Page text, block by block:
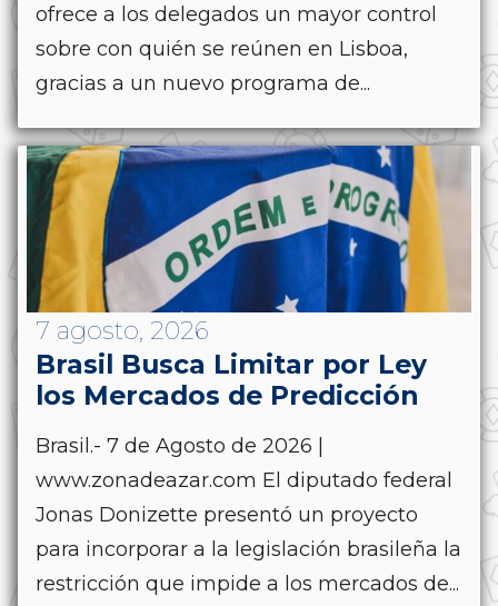
ofrece a los delegados un mayor control
sobre con quién se reúnen en Lisboa,
gracias a un nuevo programa de...
7 agosto, 2026
Brasil Busca Limitar por Ley
los Mercados de Predicción
Brasil.- 7 de Agosto de 2026 |
www.zonadeazar.com El diputado federal
Jonas Donizette presentó un proyecto
para incorporar a la legislación brasileña la
restricción que impide a los mercados de...